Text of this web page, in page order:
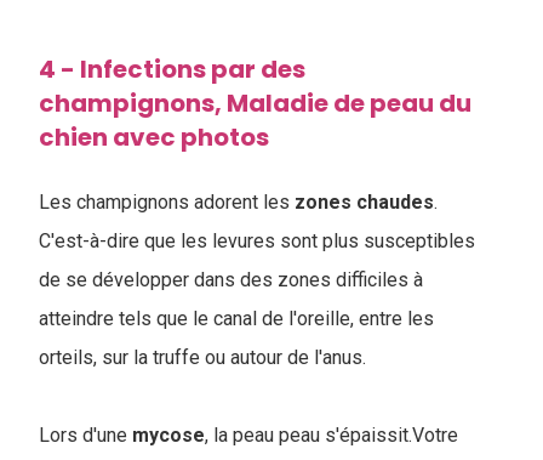
4 - Infections par des
champignons, Maladie de peau du
chien avec photos
Les champignons adorent les zones chaudes.
C'est-à-dire que les levures sont plus susceptibles
de se développer dans des zones difficiles à
atteindre tels que le canal de l'oreille, entre les
orteils, sur la truffe ou autour de l'anus.
Lors d'une mycose, la peau peau s'épaissit.Votre